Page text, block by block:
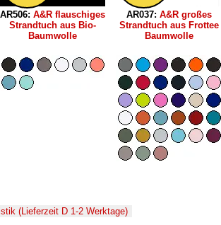
AR506: A&R flauschiges
Strandtuch aus Bio-
Baumwolle
AR037: A&R großes
Strandtuch aus Frottee
Baumwolle
(Lieferzeit D 1-2 Werktage)